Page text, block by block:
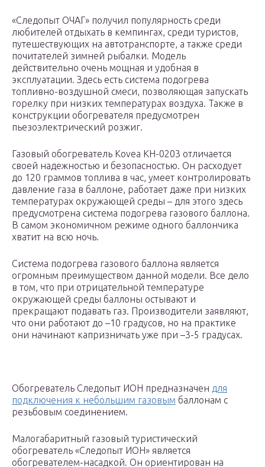
«Следопыт ОЧАГ» получил популярность среди
любителей отдыхать в кемпингах, среди туристов,
путешествующих на автотранспорте, а также среди
почитателей зимней рыбалки. Модель
действительно очень мощная и удобная в
эксплуатации. Здесь есть система подогрева
топливно-воздушной смеси, позволяющая запускать
горелку при низких температурах воздуха. Также в
конструкции обогревателя предусмотрен
пьезоэлектрический розжиг.
Газовый обогреватель Kovea KH-0203 отличается
своей надежностью и безопасностью. Он расходует
до 120 граммов топлива в час, умеет контролировать
давление газа в баллоне, работает даже при низких
температурах окружающей среды – для этого здесь
предусмотрена система подогрева газового баллона.
В самом экономичном режиме одного баллончика
хватит на всю ночь.
Система подогрева газового баллона является
огромным преимуществом данной модели. Все дело
в том, что при отрицательной температуре
окружающей среды баллоны остывают и
прекращают подавать газ. Производители заявляют,
что они работают до –10 градусов, но на практике
они начинают капризничать уже при –3-5 градусах.
Обогреватель Следопыт ИОН предназначен для
подключения к небольшим газовым баллонам с
резьбовым соединением.
Малогабаритный газовый туристический
обогреватель «Следопыт ИОН» является
обогревателем-насадкой. Он ориентирован на